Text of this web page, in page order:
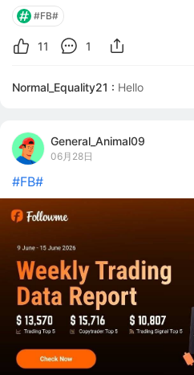
#FB#
11 1
Normal_Equality21 : Hello
General_Animal09
06月28日
#FB#